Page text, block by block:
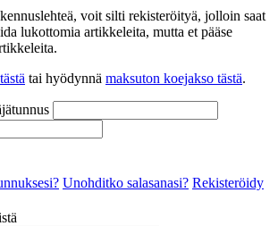
voit silti rekisteröityä, jolloin saat
lukottomia artikkeleita, mutta et pääse
tai hyödynnä maksuton koejakso tästä.
Unohditko salasanasi? Rekisteröidy